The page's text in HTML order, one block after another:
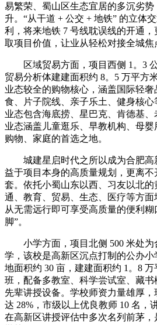
易繁荣、蜀山区生态宜居的多沉劣
升。“从干道 + 公交 + 地铁” 的立体
利，将来地铁 7 号线耽误线的开通
取项目价值，让业从轻松对接全城焦
区域贸易方面，项目西侧 1。3
贸易分析体建建面积约 8。5 万平方
业态较全的购物核心，涵盖国际轻
食、片子院线、亲子乐土、健身核
业态包含海底捞、星巴克、肯德基
业态涵盖儿童逛乐、早教机构、母
购物、家庭的首选之地。
城建星启时代之所以成为合肥高
益于项目本身的高质量规划，更离
套。依托小蜀山东以西、习友以北
通、教育、贸易、生态、医疗等方
从无需远行即可享受高质量的便利
脚”。
小学方面，项目北侧 500 米处为
学，该校是高新区沉点打制的公办小
地面积约 30 亩，建建面积约 1。8
班，配备多教室、科学尝试室、藏
先辈讲授设备。学校师资力量雄厚
达 28%，市级以上优良教师 10 名，
在高新区讲授评估中多次名列前茅，